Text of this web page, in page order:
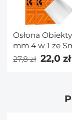
Osłona
mm 4 w 1 ze
Zapobiegającą
Aparatów
27,8 zł 22,0 zł